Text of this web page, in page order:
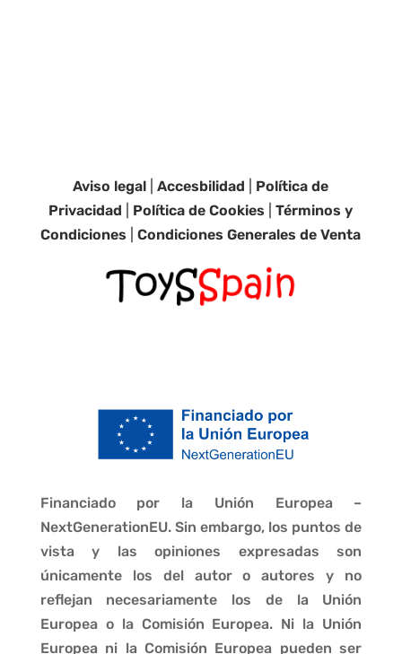
Aviso legal |Accesbilidad
Política de
Privacidad
Política de Cookies |Términos y
Condiciones |Condiciones Generales de Venta
Financiado por la Unión Europea –
NextGenerationEU. Sin embargo, los puntos de
vista y las opiniones expresadas son
únicamente los del autor o autores y no
reflejan necesariamente los de la Unión
Europea o la Comisión Europea. Ni la Unión
Europea ni la Comisión Europea pueden ser